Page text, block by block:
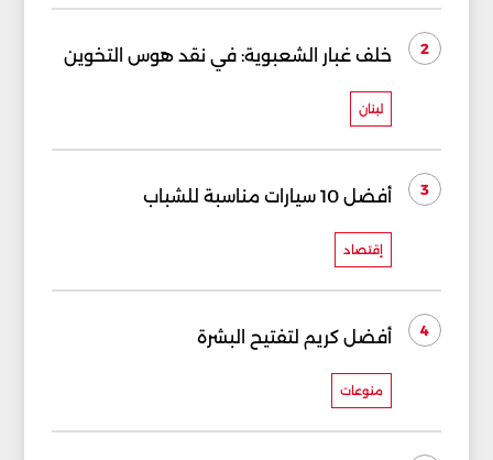
2 خلف غبار الشعبوية: في نقد هوس التخوين
لبنان
3 أفضل 10 سيارات مناسبة للشباب
إقتصاد
4 أفضل كريم لتفتيح البشرة
منوعات